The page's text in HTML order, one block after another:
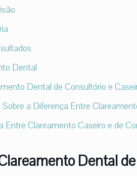
Dental
Dental de Consultório e
a Diferença Entre
Entre Clareamento Caseiro e de
Dental